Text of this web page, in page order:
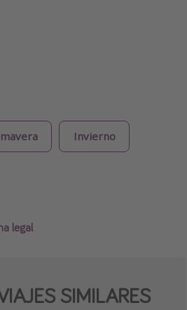
Invierno
legal
SIMILARES